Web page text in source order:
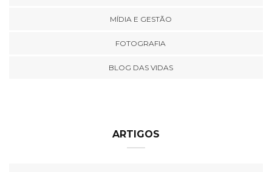
MÍDIA E GESTÃO
FOTOGRAFIA
BLOG DAS VIDAS
ARTIGOS